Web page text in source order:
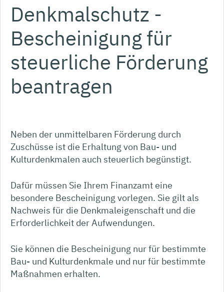
Denkmalschutz -
Bescheinigung für
steuerliche Förderung
beantragen
Neben der unmittelbaren Förderung durch
Zuschüsse ist die Erhaltung von Bau- und
Kulturdenkmalen auch steuerlich begünstigt.
Dafür müssen Sie Ihrem Finanzamt eine
besondere Bescheinigung vorlegen. Sie gilt als
Nachweis für die Denkmaleigenschaft und die
Erforderlichkeit der Aufwendungen.
Sie können die Bescheinigung nur für bestimmte
Bau- und Kulturdenkmale und nur für bestimmte
Maßnahmen erhalten.